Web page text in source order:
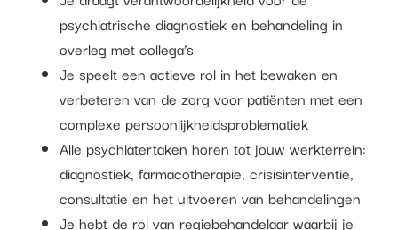
psychiatrische diagnostiek en behandeling in
overleg met collega’s
Je speelt een actieve rol in het bewaken en
verbeteren van de zorg voor patiënten met een
complexe persoonlijkheidsproblematiek
Alle psychiatertaken horen tot jouw werkterrein:
diagnostiek, farmacotherapie, crisisinterventie,
consultatie en het uitvoeren van behandelingen
Je hebt de rol van regiebehandelaar waarbij je